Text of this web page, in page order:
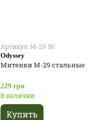
Артикул: М-29 56
Odyssey
Митенки М-29 стальные
229 грн
В наличии
Купить